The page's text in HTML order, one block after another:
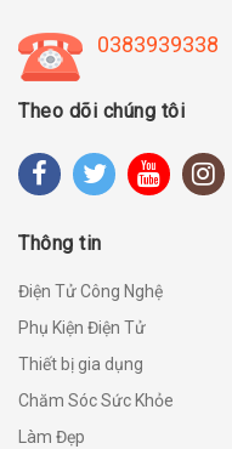
0383939338
Theo dõi chúng tôi
Thông tin
Điện Tử Công Nghệ
Phụ Kiện Điện Tử
Thiết bị gia dụng
Chăm Sóc Sức Khỏe
Làm Đẹp